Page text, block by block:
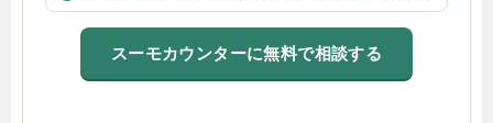
スーモカウンターに無料で相談する